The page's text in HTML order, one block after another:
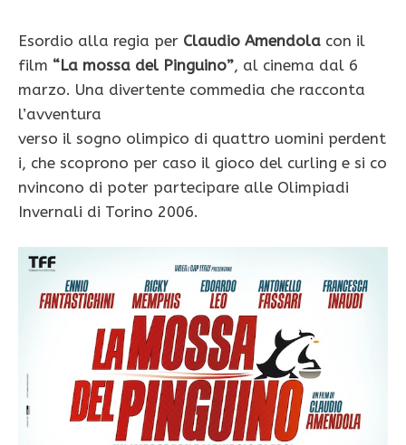
Esordio alla regia per Claudio Amendola con il
film “La mossa del Pinguino”, al cinema dal 6
marzo. Una divertente commedia che racconta
l’avventura
verso il sogno olimpico di quattro uomini perdent
i, che scoprono per caso il gioco del curling e si co
nvincono di poter partecipare alle Olimpiadi
Invernali di Torino 2006.